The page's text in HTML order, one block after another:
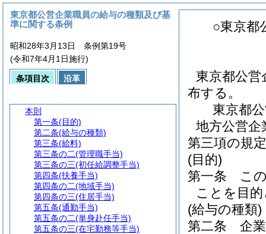
○東京都
東京都公
布する。
東京都
地方公営企
第三項の規
(目的)
第一条
こ
ことを目
(給与の種類)
第二条
企
東京都公営企業職員の給与の種類及び基
準に関する条例
昭和28年3月13日 条例第19号
(令和7年4月1日施行)
条項目次 沿革
本則
第一条(目的)
第二条(給与の種類)
第三条(給料)
第三条の二(管理職手当)
第三条の三(初任給調整手当)
第四条(扶養手当)
第四条の二(地域手当)
第四条の三(住居手当)
第五条(通勤手当)
第五条の二(単身赴任手当)
第五条の三(在宅勤務等手当)